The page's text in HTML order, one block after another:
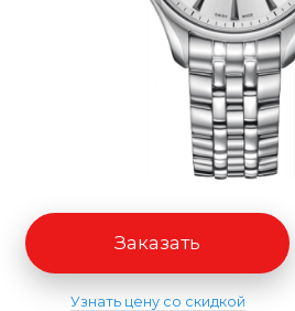
Заказать
Узнать цену со скидкой